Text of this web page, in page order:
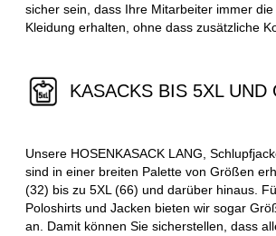
sicher sein, dass Ihre Mitarbeiter immer
Kleidung erhalten, ohne dass zusätzliche
KASACKS BIS 5XL UND
Unsere HOSENKASACK LANG,
sind in einer breiten Palette von Größen
(32) bis zu 5XL (66) und darüber hinaus.
Poloshirts und Jacken bieten wir sogar
an. Damit können Sie sicherstellen, dass